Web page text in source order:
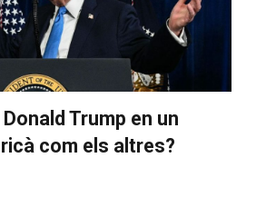
Trump en un
com els altres?